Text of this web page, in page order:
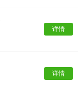
详情
详情